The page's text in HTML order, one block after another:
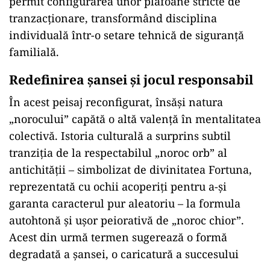
tranzacționare, transformând disciplina
individuală într-o setare tehnică de siguranță
familială.
Redefinirea șansei și jocul responsabil
În acest peisaj reconfigurat, însăși natura
„norocului” capătă o altă valență în mentalitatea
colectivă. Istoria culturală a surprins subtil
tranziția de la respectabilul „noroc orb” al
antichității – simbolizat de divinitatea Fortuna,
reprezentată cu ochii acoperiți pentru a-și
garanta caracterul pur aleatoriu – la formula
autohtonă și ușor peiorativă de „noroc chior”.
Acest din urmă termen sugerează o formă
degradată a șansei, o caricatură a succesului